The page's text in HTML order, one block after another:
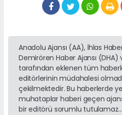
Anadolu Ajansı (AA), İhlas
Demirören Haber Ajansı
tarafından eklenen tüm
editörlerinin müdahalesi
çekilmektedir. Bu haberlerde
muhataplar haberi geçen
bir editörü sorumlu tutulamaz...